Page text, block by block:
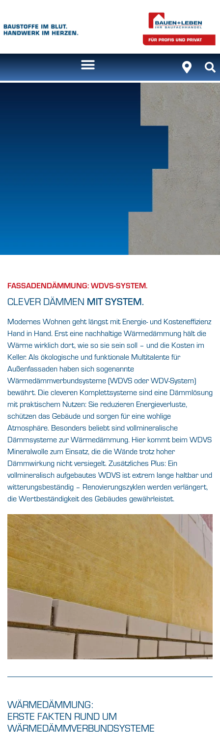
WDV-Systeme sind die Antwort auf die Frage
und praktischen Wärmedämmung.
FINDEN SIE IHREN BAUFACHHANDEL VOR
ORT
FASSADENDÄMMUNG: WDVS-SYSTEM.
CLEVER DÄMMEN MIT SYSTEM.
Modernes Wohnen geht längst mit Energie- und Kosteneffizienz
Hand in Hand. Erst eine nachhaltige Wärmedämmung hält die
Wärme wirklich dort, wie so sie sein soll – und die Kosten im
Keller. Als ökologische und funktionale Multitalente für
Außenfassaden haben sich sogenannte
Wärmedämmverbundsysteme (WDVS oder WDV-System)
bewährt. Die cleveren Komplettsysteme sind eine Dämmlösung
mit praktischem Nutzen: Sie reduzieren Energieverluste,
schützen das Gebäude und sorgen für eine wohlige
Atmosphäre. Besonders beliebt sind vollmineralische
Dämmsysteme zur Wärmedämmung. Hier kommt beim WDVS
Mineralwolle zum Einsatz, die die Wände trotz hoher
Dämmwirkung nicht versiegelt. Zusätzliches Plus: Ein
vollmineralisch aufgebautes WDVS ist extrem lange haltbar und
witterungsbeständig – Renovierungszyklen werden verlängert,
die Wertbeständigkeit des Gebäudes gewährleistet.
WÄRMEDÄMMUNG:
ERSTE FAKTEN RUND UM
WÄRMEDÄMMVERBUNDSYSTEME